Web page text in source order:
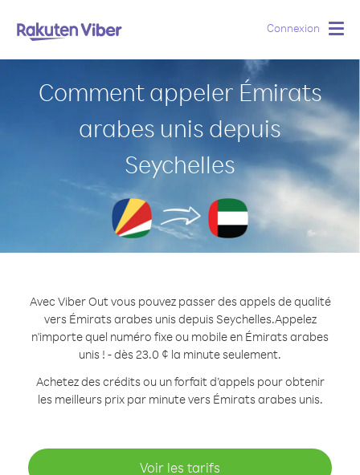
Connexion
Comment appeler Émirats
arabes unis depuis
Seychelles
Avec Viber Out vous pouvez passer des appels de qualité
vers Émirats arabes unis depuis Seychelles.Appelez
n'importe quel numéro fixe ou mobile en Émirats arabes
unis ! - dès 23.0 ¢ la minute seulement.
Achetez des crédits ou un forfait d’appels pour obtenir
les meilleurs prix par minute vers Émirats arabes unis.
Voir les tarifs